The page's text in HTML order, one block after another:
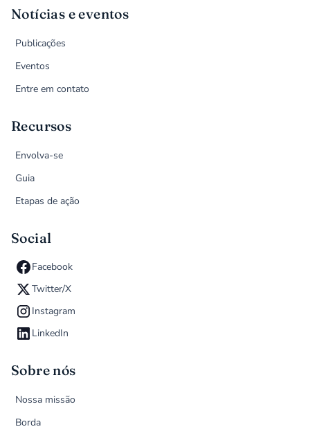
Notícias e eventos
Publicações
Eventos
Entre em contato
Recursos
Envolva-se
Guia
Etapas de ação
Social
Facebook
Twitter/X
Instagram
LinkedIn
Sobre nós
Nossa missão
Borda